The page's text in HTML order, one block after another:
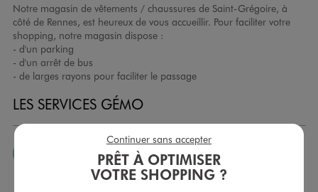
Notre magasin de vêtements / chaussures de Saint-Grégoire, à
côté de Rennes, est heureux de vous accueillir. Pour faciliter votre
shopping, notre magasin dispose :
- d'un parking
- d'un arrêt de bus
- de larges rayons pour faciliter le passage
LES SERVICES GÉMO
JE PEUX CHANGER D’AVIS
Nous échangeons et vous proposons un avoir ou un
PRÊT À OPTIMISER
VOTRE SHOPPING ?
Continuer sans accepter